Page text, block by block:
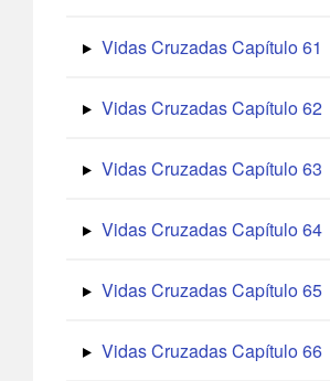
Vidas Cruzadas Capítulo 61
Vidas Cruzadas Capítulo 62
Vidas Cruzadas Capítulo 63
Vidas Cruzadas Capítulo 64
Vidas Cruzadas Capítulo 65
Vidas Cruzadas Capítulo 66